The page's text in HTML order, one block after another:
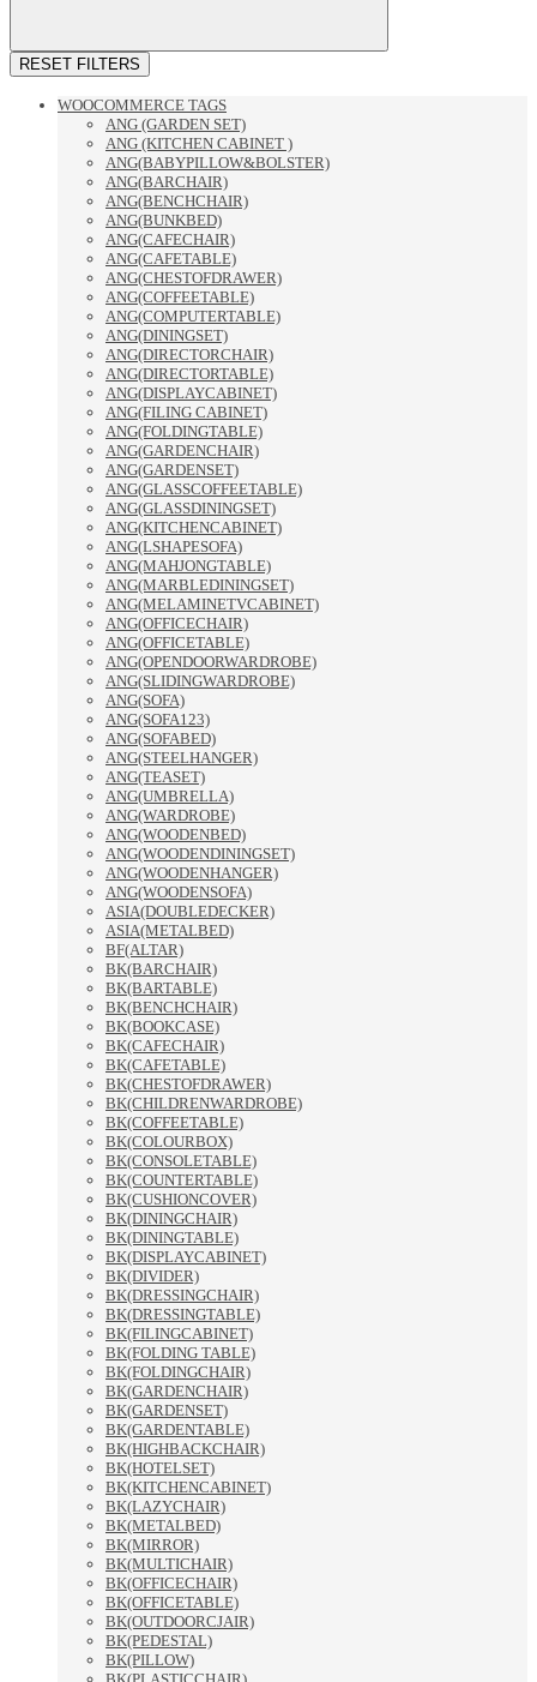
RESET FILTERS
WOOCOMMERCE TAGS
ANG (GARDEN SET)
ANG (KITCHEN CABINET )
ANG(BABYPILLOW&BOLSTER)
ANG(BARCHAIR)
ANG(BENCHCHAIR)
ANG(BUNKBED)
ANG(CAFECHAIR)
ANG(CAFETABLE)
ANG(CHESTOFDRAWER)
ANG(COFFEETABLE)
ANG(COMPUTERTABLE)
ANG(DININGSET)
ANG(DIRECTORCHAIR)
ANG(DIRECTORTABLE)
ANG(DISPLAYCABINET)
ANG(FILING CABINET)
ANG(FOLDINGTABLE)
ANG(GARDENCHAIR)
ANG(GARDENSET)
ANG(GLASSCOFFEETABLE)
ANG(GLASSDININGSET)
ANG(KITCHENCABINET)
ANG(LSHAPESOFA)
ANG(MAHJONGTABLE)
ANG(MARBLEDININGSET)
ANG(MELAMINETVCABINET)
ANG(OFFICECHAIR)
ANG(OFFICETABLE)
ANG(OPENDOORWARDROBE)
ANG(SLIDINGWARDROBE)
ANG(SOFA)
ANG(SOFA123)
ANG(SOFABED)
ANG(STEELHANGER)
ANG(TEASET)
ANG(UMBRELLA)
ANG(WARDROBE)
ANG(WOODENBED)
ANG(WOODENDININGSET)
ANG(WOODENHANGER)
ANG(WOODENSOFA)
ASIA(DOUBLEDECKER)
ASIA(METALBED)
BF(ALTAR)
BK(BARCHAIR)
BK(BARTABLE)
BK(BENCHCHAIR)
BK(BOOKCASE)
BK(CAFECHAIR)
BK(CAFETABLE)
BK(CHESTOFDRAWER)
BK(CHILDRENWARDROBE)
BK(COFFEETABLE)
BK(COLOURBOX)
BK(CONSOLETABLE)
BK(COUNTERTABLE)
BK(CUSHIONCOVER)
BK(DININGCHAIR)
BK(DININGTABLE)
BK(DISPLAYCABINET)
BK(DIVIDER)
BK(DRESSINGCHAIR)
BK(DRESSINGTABLE)
BK(FILINGCABINET)
BK(FOLDING TABLE)
BK(FOLDINGCHAIR)
BK(GARDENCHAIR)
BK(GARDENSET)
BK(GARDENTABLE)
BK(HIGHBACKCHAIR)
BK(HOTELSET)
BK(KITCHENCABINET)
BK(LAZYCHAIR)
BK(METALBED)
BK(MIRROR)
BK(MULTICHAIR)
BK(OFFICECHAIR)
BK(OFFICETABLE)
BK(OUTDOORCJAIR)
BK(PEDESTAL)
BK(PILLOW)